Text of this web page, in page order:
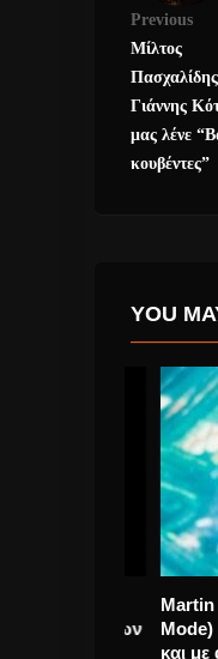
Previous
Μίλτος
Γιάννης
μας λένε
κουβέντες”
YOU
Martin
Mode) με
και με